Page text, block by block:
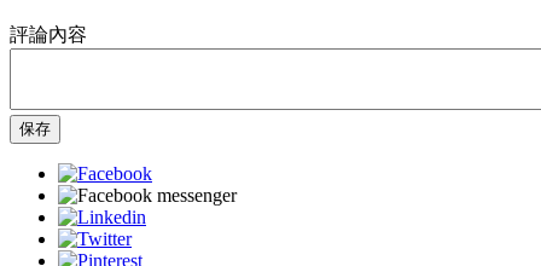
評論內容
保存